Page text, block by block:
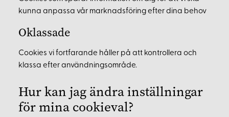
kunna anpassa vår marknadsföring efter dina behov
Oklassade
Cookies vi fortfarande håller på att kontrollera och
klassa efter användningsområde.
Hur kan jag ändra inställningar
för mina cookieval?